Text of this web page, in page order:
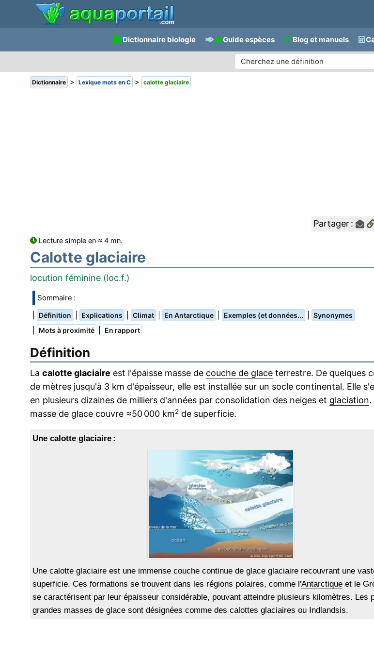
Dictionnaire biologie Guide espèces Blog et manuels
Dictionnaire > Lexique mots en C > calotte glaciaire
Partager :
Lecture simple en ≈ 4 mn.
Calotte glaciaire
locution féminine (loc.f.)
Sommaire :
Définition Explications Climat En Antarctique Exemples (et données... Synonymes
Mots à proximité En rapport
Définition
La calotte glaciaire est l'épaisse masse de couche de glace terrestre. De quelques
de mètres jusqu'à 3 km d'épaisseur, elle est installée sur un socle continental. Elle
en plusieurs dizaines de milliers d'années par consolidation des neiges et glaciation.
masse de glace couvre ≈50 000 km2 de superficie.
Une calotte glaciaire :
Une calotte glaciaire est une immense couche continue de glace glaciaire recouvrant une
superficie. Ces formations se trouvent dans les régions polaires, comme l'Antarctique et le
se caractérisent par leur épaisseur considérable, pouvant atteindre plusieurs kilomètres. Les
grandes masses de glace sont désignées comme des calottes glaciaires ou Indlandsis.